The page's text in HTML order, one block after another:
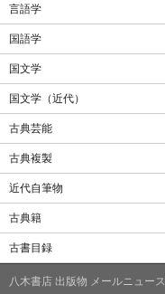
言語学
国語学
国文学
国文学（近代）
古典芸能
古典複製
近代自筆物
古典籍
古書目録
八木書店 出版物 メールニュース